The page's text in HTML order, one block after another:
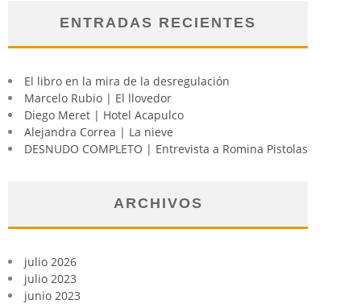
ENTRADAS RECIENTES
El libro en la mira de la desregulación
Marcelo Rubio | El llovedor
Diego Meret | Hotel Acapulco
Alejandra Correa | La nieve
DESNUDO COMPLETO | Entrevista a Romina Pistolas
ARCHIVOS
julio 2026
julio 2023
junio 2023